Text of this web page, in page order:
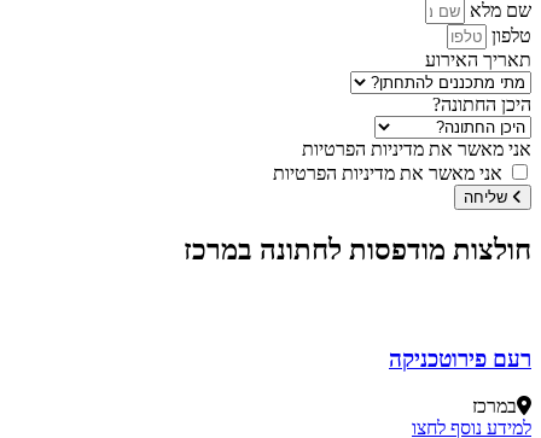
שם מלא
טלפון
תאריך האירוע
היכן החתונה?
אני מאשר את מדיניות הפרטיות
אני מאשר את מדיניות הפרטיות
שליחה
חולצות מודפסות לחתונה במרכז
רעם פירוטכניקה
במרכז
למידע נוסף לחצו